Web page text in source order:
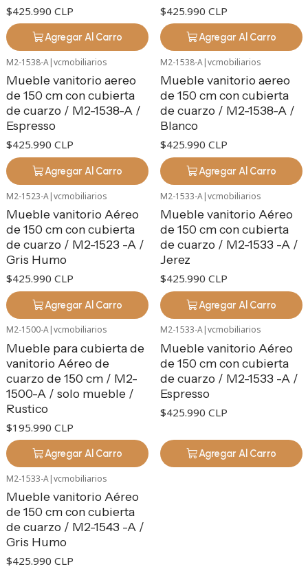
$425.990 CLP
Agregar Al Carro
$425.990 CLP
Agregar Al Carro
M2-1538-A|vcmobiliarios
Mueble vanitorio aereo
de 150 cm con cubierta
de cuarzo / M2-1538-A /
Espresso
$425.990 CLP
Agregar Al Carro
M2-1538-A|vcmobiliarios
Mueble vanitorio aereo
de 150 cm con cubierta
de cuarzo / M2-1538-A /
Blanco
$425.990 CLP
Agregar Al Carro
M2-1523-A|vcmobiliarios
Mueble vanitorio Aéreo
de 150 cm con cubierta
de cuarzo / M2-1523 -A /
Gris Humo
$425.990 CLP
Agregar Al Carro
M2-1533-A|vcmobiliarios
Mueble vanitorio Aéreo
de 150 cm con cubierta
de cuarzo / M2-1533 -A /
Jerez
$425.990 CLP
Agregar Al Carro
M2-1500-A|vcmobiliarios
Mueble para cubierta de
vanitorio Aéreo de
cuarzo de 150 cm / M2-
1500-A / solo mueble /
Rustico
$195.990 CLP
Agregar Al Carro
M2-1533-A|vcmobiliarios
Mueble vanitorio Aéreo
de 150 cm con cubierta
de cuarzo / M2-1533 -A /
Espresso
$425.990 CLP
Agregar Al Carro
M2-1533-A|vcmobiliarios
Mueble vanitorio Aéreo
de 150 cm con cubierta
de cuarzo / M2-1543 -A /
Gris Humo
$425.990 CLP